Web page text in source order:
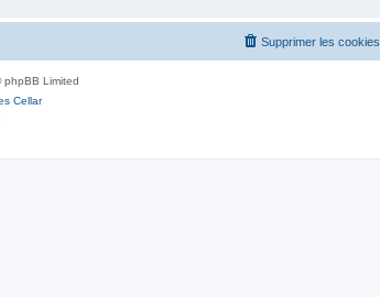
Supprimer les cookies
Limited
Cellar